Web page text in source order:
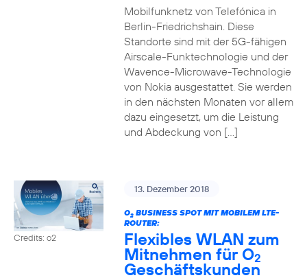
Mobilfunknetz von Telefónica in
Berlin-Friedrichshain. Diese
Standorte sind mit der 5G-fähigen
Airscale-Funktechnologie und der
Wavence-Microwave-Technologie
von Nokia ausgestattet. Sie werden
in den nächsten Monaten vor allem
dazu eingesetzt, um die Leistung
und Abdeckung von […]
Credits: o2
13. Dezember 2018
O2BUSINESS SPOT MIT MOBILEM LTE-
ROUTER:
Flexibles WLAN zum
Mitnehmen für O2
Geschäftskunden